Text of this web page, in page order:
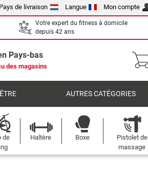
Pays de livraison Langue Mon compte
Votre expert du fitness à domicile
depuis 42 ans
Pays-bas
des magasins
AUTRES CATÉGORIES
de
Haltère Boxe
Pistolet de
massage